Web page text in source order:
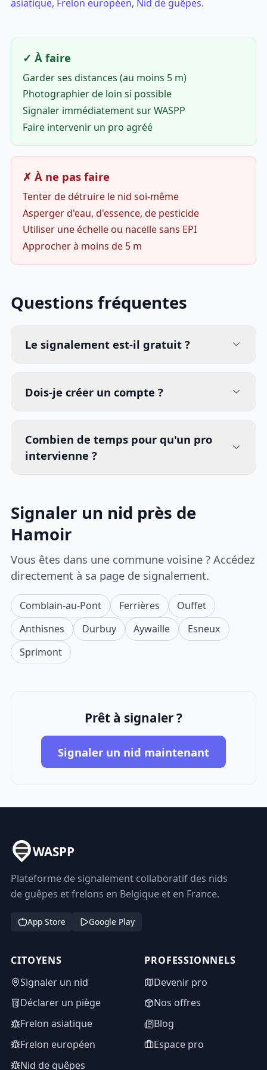
asiatique, Frelon européen, Nid de guêpes.
✓ À faire
Garder ses distances (au moins 5 m)
Photographier de loin si possible
Signaler immédiatement sur WASPP
Faire intervenir un pro agréé
✗ À ne pas faire
Tenter de détruire le nid soi-même
Asperger d'eau, d'essence, de pesticide
Utiliser une échelle ou nacelle sans EPI
Approcher à moins de 5 m
Questions fréquentes
Le signalement est-il gratuit ?
Dois-je créer un compte ?
Combien de temps pour qu'un pro
intervienne ?
Signaler un nid près de
Hamoir
Vous êtes dans une commune voisine ? Accédez
directement à sa page de signalement.
Comblain-au-Pont Ferrières
Ouffet
Anthisnes
Durbuy Aywaille
Esneux
Sprimont
Prêt à signaler ?
Signaler un nid maintenant
WASPP
Plateforme de signalement collaboratif des nids
de guêpes et frelons en Belgique et en France.
App Store Google Play
CITOYENS
Signaler un nid
Déclarer un piège
Frelon asiatique
Frelon européen
Nid de guêpes
PROFESSIONNELS
Devenir pro
Nos offres
Blog
Espace pro